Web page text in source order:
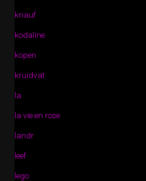
knauf
kodaline
kopen
kruidvat
la
la vie en rose
landr
leef
lego